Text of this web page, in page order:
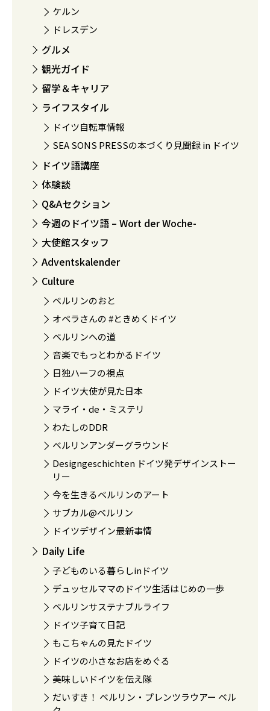
ケルン
ドレスデン
グルメ
観光ガイド
留学＆キャリア
ライフスタイル
ドイツ自転車情報
SEA SONS PRESSの本づくり見聞録 in ドイツ
ドイツ語講座
体験談
Q&Aセクション
今週のドイツ語 – Wort der Woche-
大使館スタッフ
Adventskalender
Culture
ベルリンのおと
オペラさんの #ときめくドイツ
ベルリンへの道
音楽でもっとわかるドイツ
日独ハーフの視点
ドイツ大使が見た日本
マライ・de・ミステリ
わたしのDDR
ベルリンアンダーグラウンド
Designgeschichten ドイツ発デザインストー
リー
今を生きるベルリンのアート
サブカル@ベルリン
ドイツデザイン最新事情
Daily Life
子どものいる暮らしinドイツ
デュッセルママのドイツ生活はじめの一歩
ベルリンサステナブルライフ
ドイツ子育て日記
もこちゃんの見たドイツ
ドイツの小さなお店をめぐる
美味しいドイツを伝え隊
だいすき！ ベルリン・プレンツラウアー ベル